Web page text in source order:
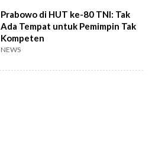
Prabowo di HUT ke-80 TNI: Tak
Ada Tempat untuk Pemimpin Tak
Kompeten
NEWS